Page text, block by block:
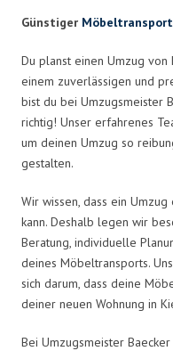
Günstiger Möbeltransport
Du planst einen Umzug von
einem zuverlässigen und
bist du bei Umzugsmeister
richtig! Unser erfahrenes
um deinen Umzug so
gestalten.
Wir wissen, dass ein
kann. Deshalb legen wir
Beratung, individuelle
deines Möbeltransports.
sich darum, dass deine
deiner neuen Wohnung in
Bei Umzugsmeister